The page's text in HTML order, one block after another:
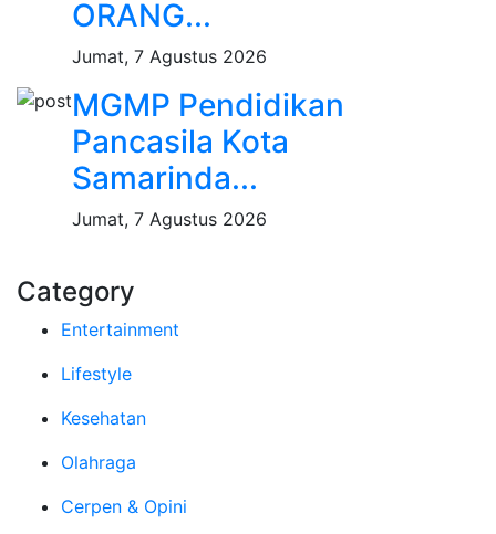
ORANG...
Jumat, 7 Agustus 2026
MGMP Pendidikan
Pancasila Kota
Samarinda...
Jumat, 7 Agustus 2026
Category
Entertainment
Lifestyle
Kesehatan
Olahraga
Cerpen & Opini